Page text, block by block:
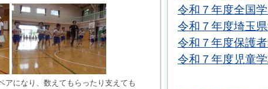
アになり、数えてもらったり支えても
令和７年度全国
令和７年度埼玉
令和７年度保護
令和７年度児童